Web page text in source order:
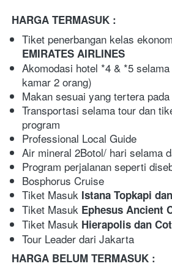
HARGA TERMASUK :
EMIRATES AIRLINES
Akomodasi hotel *4 & *5
kamar 2 orang)
Makan sesuai yang tertera
Transportasi selama tour dan
program
Professional Local Guide
Air mineral 2Botol/ hari selama
Program perjalanan seperti
Bosphorus Cruise
Tiket Masuk Istana Topkapi
Tiket Masuk Ephesus Ancient
Tiket Masuk Hierapolis dan
Tour Leader dari Jakarta
HARGA BELUM TERMASUK :